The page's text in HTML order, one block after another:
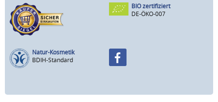
BIO zertifiziert
DE-ÖKO-007
Natur-Kosmetik
BDIH-Standard